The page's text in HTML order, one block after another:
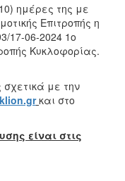
ημέρες της με
Επιτροπής η
17-06-2024 1ο
Κυκλοφορίας.
με την
και στο
είναι στις